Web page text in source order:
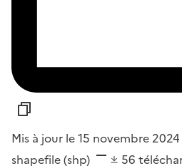
Mis à jour le 15 novembre 2024
shapefile (shp)
56